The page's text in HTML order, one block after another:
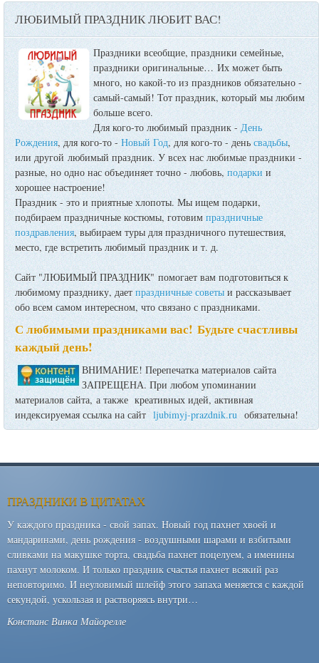
ЛЮБИМЫЙ ПРАЗДНИК ЛЮБИТ ВАС!
Праздники всеобщие, праздники семейные,
праздники оригинальные… Их может быть
много, но какой-то из праздников обязательно -
самый-самый! Тот праздник, который мы любим
больше всего.
Для кого-то любимый праздник - День
Рождения, для кого-то -Новый Год, для кого-то - деньсвадьбы,
или другой любимый праздник. У всех нас любимые праздники -
разные, но одно нас объединяет точно - любовь,подаркии
хорошее настроение!
Праздник - это и приятные хлопоты. Мы ищем подарки,
подбираем праздничные костюмы, готовимпраздничные
поздравления, выбираем туры для праздничного путешествия,
место, где встретить любимый праздник и т. д.
Сайт "ЛЮБИМЫЙ ПРАЗДНИК" помогает вам подготовиться к
любимому празднику, даетпраздничные советы и рассказывает
обо всем самом интересном, что связано с праздниками.
С любимыми праздниками вас! Будьте счастливы
каждый день!
ВНИМАНИЕ! Перепечатка материалов сайта
ЗАПРЕЩЕНА. При любом упоминании
материалов сайта, а также креативных идей, активная
индексируемая ссылка на сайт ljubimyj-prazdnik.ru обязательна!
ПРАЗДНИКИ В ЦИТАТАХ
У каждого праздника - свой запах. Новый год пахнет хвоей и
мандаринами, день рождения - воздушными шарами и взбитыми
сливками на макушке торта, свадьба пахнет поцелуем, а именины
пахнут молоком. И только праздник счастья пахнет всякий раз
неповторимо. И неуловимый шлейф этого запаха меняется с каждой
секундой, ускользая и растворяясь внутри…
Констанс Винка Майорелле